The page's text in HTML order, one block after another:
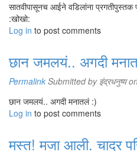
सातवीपासूनच आईने वडिलांना प्रगतीपुस्तक
:खोखो:
Log in to post comments
छान जमलयं.. अगदी
Permalink Submitted by इंद्रधनुष्य
छान जमलयं.. अगदी मनातलं :)
Log in to post comments
मस्त! मजा आली. चादर